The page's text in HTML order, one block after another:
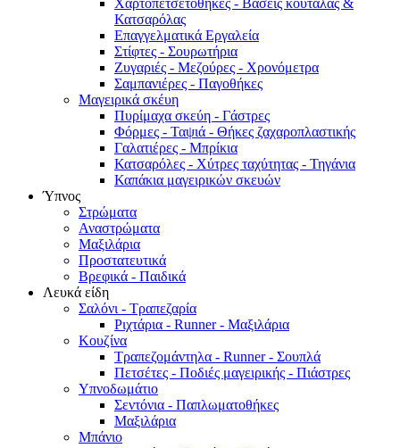
Κατσαρόλας
Επαγγελματικά Εργαλεία
Στίφτες - Σουρωτήρια
Ζυγαριές - Μεζούρες - Χρονόμετρα
Σαμπανιέρες - Παγοθήκες
Μαγειρικά σκέυη
Πυρίμαχα σκεύη - Γάστρες
Φόρμες - Ταψιά - Θήκες ζαχαροπλαστικής
Γαλατιέρες - Μπρίκια
Κατσαρόλες - Χύτρες ταχύτητας - Τηγάνια
Καπάκια μαγειρικών σκευών
Ύπνος
Στρώματα
Αναστρώματα
Μαξιλάρια
Προστατευτικά
Βρεφικά - Παιδικά
Λευκά είδη
Σαλόνι - Τραπεζαρία
Ριχτάρια - Runner - Μαξιλάρια
Κουζίνα
Τραπεζομάντηλα - Runner - Σουπλά
Πετσέτες - Ποδιές μαγειρικής - Πιάστρες
Υπνοδωμάτιο
Σεντόνια - Παπλωματοθήκες
Μαξιλάρια
Μπάνιο